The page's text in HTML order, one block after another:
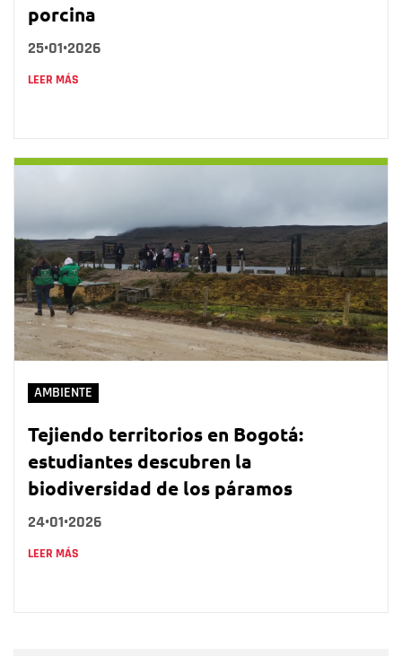
porcina
25•01•2026
LEER MÁS
AMBIENTE
Tejiendo territorios en Bogotá:
estudiantes descubren la
biodiversidad de los páramos
24•01•2026
LEER MÁS